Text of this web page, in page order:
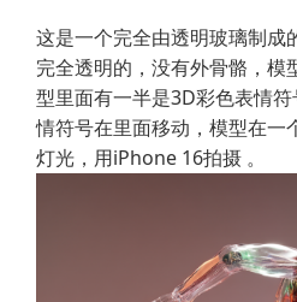
这是一个完全由透明玻璃制成
完全透明的，没有外骨骼，模
型里面有一半是3D彩色表情
情符号在里面移动，模型在一
灯光，用iPhone 16拍摄 。